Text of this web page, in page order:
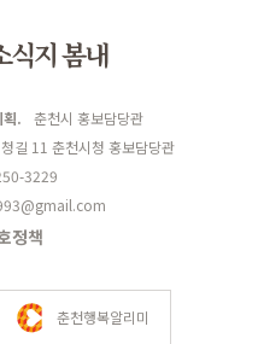
식지 봄내
획.
춘천시 홍보담당관
길 11 춘천시청 홍보담당관
3229
정책
춘천행복알리미